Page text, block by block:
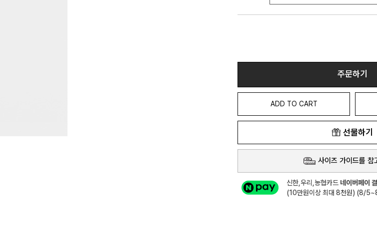
주문하기
ADD TO CART
선물하기
사이즈 가이드를 참
신한,우리,농협카드 네이버페이
(10만원이상 최대 8천원) (8/